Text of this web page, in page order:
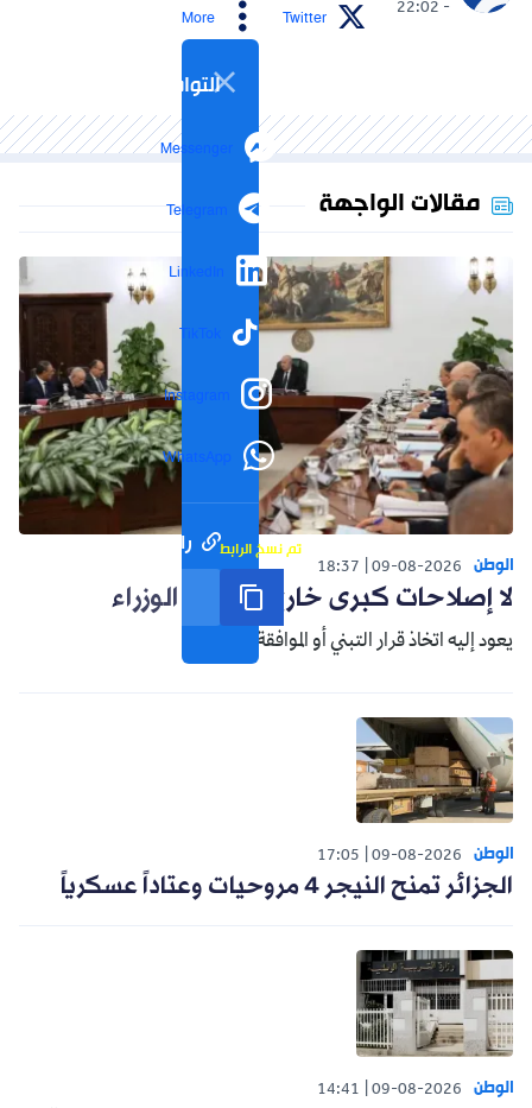
- 22:02
Twitter
More
التواصل الاجتماعي
Messenger
Telegram
LinkedIn
TikTok
Instagram
WhatsApp
رابط مختصر تم نسخ الرابط
مقالات الواجهة
الوطن 09-08-2026
18:37
لا إصلاحات كبرى خارج مجلس الوزراء
يعود إليه اتخاذ قرار التبني أو الموافقة.
الوطن 09-08-2026
17:05
الجزائر تمنح النيجر 4 مروحيات وعتاداً عسكرياً
الوطن 09-08-2026
14:41